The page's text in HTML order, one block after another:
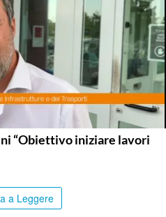
“Obiettivo iniziare lavori
a Leggere